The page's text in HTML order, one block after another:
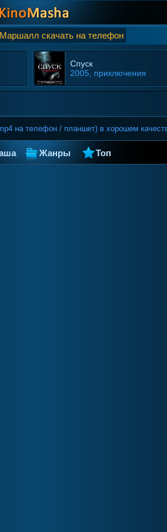
скачать на телефон
Спуск
2005, приключения
на телефон / планшет) в хорошем
Жанры Топ